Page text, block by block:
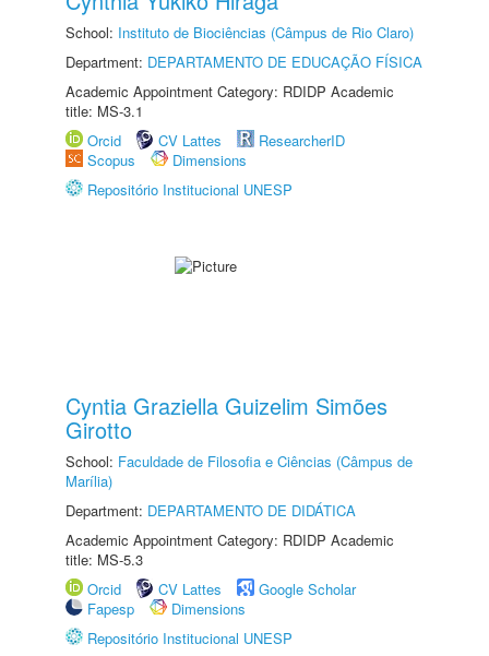
School: Instituto de Biociências (Câmpus de Rio Claro)
Department: DEPARTAMENTO DE EDUCAÇÃO FÍSICA
Academic Appointment Category: RDIDP Academic
title: MS-3.1
Orcid
CV Lattes
ResearcherID
Scopus
Dimensions
Repositório Institucional UNESP
Cyntia Graziella Guizelim Simões
Girotto
School: Faculdade de Filosofia e Ciências (Câmpus de
Marília)
Department: DEPARTAMENTO DE DIDÁTICA
Academic Appointment Category: RDIDP Academic
title: MS-5.3
Orcid
CV Lattes
Google Scholar
Fapesp
Dimensions
Repositório Institucional UNESP